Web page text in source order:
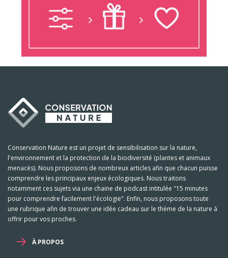
Conservation Nature est un projet de sensibilisation sur la nature,
l'environnement et la protection de la biodiversité (plantes et animaux
menacés). Nous proposons de nombreux articles afin que chacun puisse
comprendre les principaux enjeux écologiques. Nous traitons
notamment ces sujets via une chaine de podcast intitulée "15 minutes
pour comprendre facilement l'écologie". Enfin, nous proposons toute
une rubrique afin de trouver une idée cadeau sur le thème de la nature à
offrir pour vos proches.
À PROPOS